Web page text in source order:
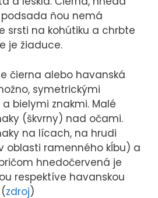
ňou nemá
srsti na kohútiku a chrbte
je žiaduce.
čierna alebo havanská
symetrickými
bielymi znakmi. Malé
(škvrny) nad očami.
na lícach, na hrudi
oblasti ramenného kĺbu) a
hnedočervená je
respektíve havanskou
zdroj)